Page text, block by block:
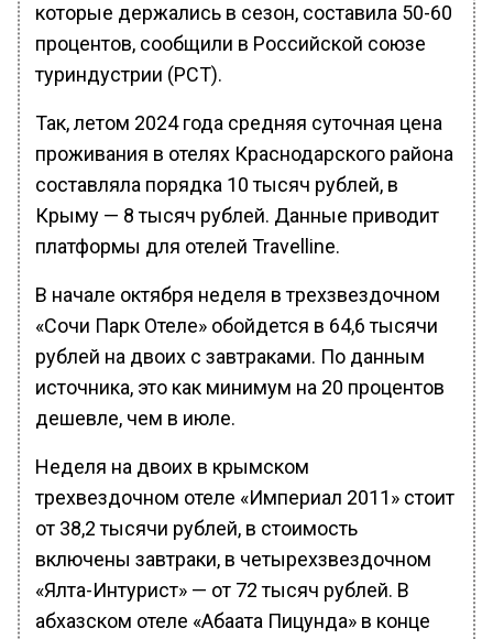
которые держались в сезон, составила 50-60
процентов, сообщили в Российской союзе
туриндустрии (РСТ).
Так, летом 2024 года средняя суточная цена
проживания в отелях Краснодарского района
составляла порядка 10 тысяч рублей, в
Крыму — 8 тысяч рублей. Данные приводит
платформы для отелей Travelline.
В начале октября неделя в трехзвездочном
«Сочи Парк Отеле» обойдется в 64,6 тысячи
рублей на двоих с завтраками. По данным
источника, это как минимум на 20 процентов
дешевле, чем в июле.
Неделя на двоих в крымском
трехвездочном отеле «Империал 2011» стоит
от 38,2 тысячи рублей, в стоимость
включены завтраки, в четырехзвездочном
«Ялта-Интурист» — от 72 тысяч рублей. В
абхазском отеле «Абаата Пицунда» в конце